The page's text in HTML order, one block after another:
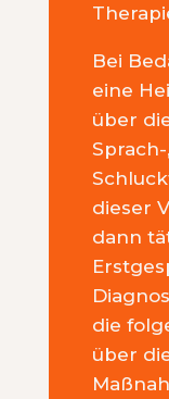
Bei
eine
über
dieser
dann
die
über